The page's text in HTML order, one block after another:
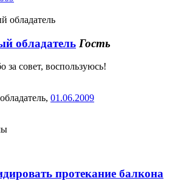
обладатель Гость
за совет, воспользуюсь!
, 01.06.2009
протекание балкона